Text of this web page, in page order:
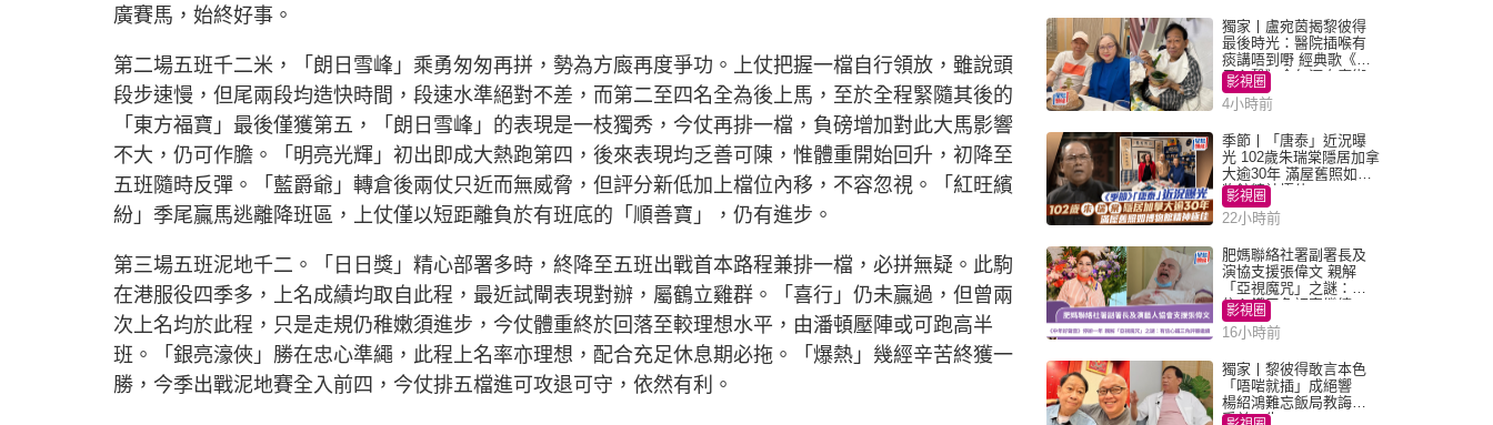
廣賽馬，始終好事。
第二場五班千二米，「朗日雪峰」乘勇匆匆再拼，勢為方廄再度爭功。上仗把握一檔自行領放，雖說頭
段步速慢，但尾兩段均造快時間，段速水準絕對不差，而第二至四名全為後上馬，至於全程緊隨其後的
「東方福寶」最後僅獲第五，「朗日雪峰」的表現是一枝獨秀，今仗再排一檔，負磅增加對此大馬影響
不大，仍可作膽。「明亮光輝」初出即成大熱跑第四，後來表現均乏善可陳，惟體重開始回升，初降至
五班隨時反彈。「藍爵爺」轉倉後兩仗只近而無威脅，但評分新低加上檔位內移，不容忽視。「紅旺繽
紛」季尾贏馬逃離降班區，上仗僅以短距離負於有班底的「順善寶」，仍有進步。
第三場五班泥地千二。「日日獎」精心部署多時，終降至五班出戰首本路程兼排一檔，必拼無疑。此駒
在港服役四季多，上名成績均取自此程，最近試閘表現對辦，屬鶴立雞群。「喜行」仍未贏過，但曾兩
次上名均於此程，只是走規仍稚嫩須進步，今仗體重終於回落至較理想水平，由潘頓壓陣或可跑高半
班。「銀亮濠俠」勝在忠心準繩，此程上名率亦理想，配合充足休息期必拖。「爆熱」幾經辛苦終獲一
勝，今季出戰泥地賽全入前四，今仗排五檔進可攻退可守，依然有利。
獨家丨盧宛茵揭黎彼得
最後時光：醫院插喉有
痰講唔到嘢 經典歌《浪
子心聲》金句源自廟街
睇相佬
影視圈
4小時前
季節丨「唐泰」近況曝
光 102歲朱瑞棠隱居加拿
大逾30年 滿屋舊照如博
物館精神極佳
影視圈
22小時前
肥媽聯絡社署副署長及
演協支援張偉文 親解
「亞視魔咒」之謎：有
信心鐵三角評審繼續
影視圈
16小時前
獨家丨黎彼得敢言本色
「唔啱就插」成絕響
楊紹鴻難忘飯局教誨：
受益一生